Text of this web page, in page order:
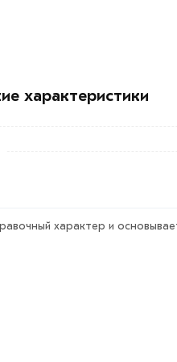
характеристики
характер и